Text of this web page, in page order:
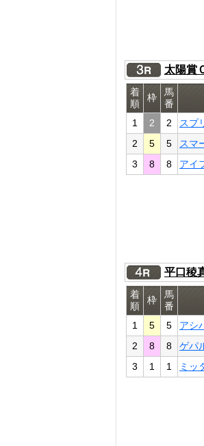
太陽賞
着
順
枠
馬
番
1
2 2 スプ
2
5 5 スマ
3
8 8 アイ
平口稜
着
順
枠
馬
番
1
5 5 アシ
2
8 8 ゲパ
3
1 1 ミッ